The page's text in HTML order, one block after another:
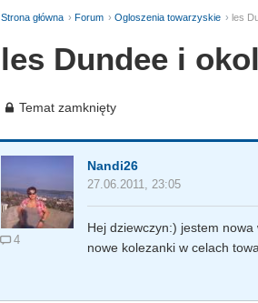
Strona główna Forum Ogloszenia towarzyskie les
les Dundee i
Temat zamknięty
4
Nandi26
27.06.2011, 23:05
Hej dziewczyn:) jestem
nowe kolezanki w celach